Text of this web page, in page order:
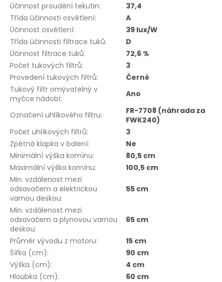
Účinnost proudění tekutin:
37,4
Třída účinnosti osvětlení:
A
Účinnost osvětlení:
39 lux/W
Třída účinnosti filtrace tuků:
D
Účinnost filtrace tuků:
72,6 %
Počet tukových filtrů:
3
Provedení tukových filtrů:
Černé
Tukový filtr omývatelný v
myčce nádobí: Ano
Označení uhlíkového filtru:
FR-7708 (náhrada za
FWK240)
Počet uhlíkových filtrů:
3
Zpětná klapka v balení:
Ne
Minimální výška komínu:
80,5 cm
Maximální výška komínu:
100,5 cm
Min. vzdálenost mezi
odsavačem a elektrickou
varnou deskou:
55 cm
Min. vzdálenost mezi
odsavačem a plynovou varnou
deskou:
65 cm
Průměr vývodu z motoru:
15 cm
Šířka (cm):
90 cm
Výška (cm):
4 cm
Hloubka (cm):
60 cm